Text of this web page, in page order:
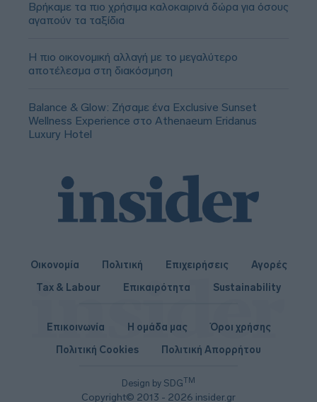
Βρήκαμε τα πιο χρήσιμα καλοκαιρινά δώρα για όσους
αγαπούν τα ταξίδια
Η πιο οικονομική αλλαγή με το μεγαλύτερο
αποτέλεσμα στη διακόσμηση
Balance & Glow: Ζήσαμε ένα Exclusive Sunset
Wellness Experience στο Athenaeum Eridanus
Luxury Hotel
Οικονομία Πολιτική Επιχειρήσεις
Αγορές
Tax & Labour
Επικαιρότητα Sustainability
Design by SDGTM
Copyright© 2013 - 2026 insider.gr
Επικοινωνία Η ομάδα μας
Όροι χρήσης
Πολιτική Cookies
Πολιτική Απορρήτου